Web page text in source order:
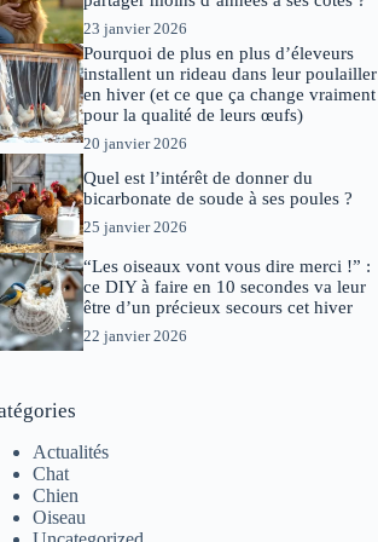
23 janvier 2026
Pourquoi de plus en plus d’éleveurs
installent un rideau dans leur poulailler
en hiver (et ce que ça change vraiment
pour la qualité de leurs œufs)
20 janvier 2026
Quel est l’intérêt de donner du
bicarbonate de soude à ses poules ?
25 janvier 2026
“Les oiseaux vont vous dire merci !” :
ce DIY à faire en 10 secondes va leur
être d’un précieux secours cet hiver
22 janvier 2026
Actualités
Chat
Chien
Oiseau